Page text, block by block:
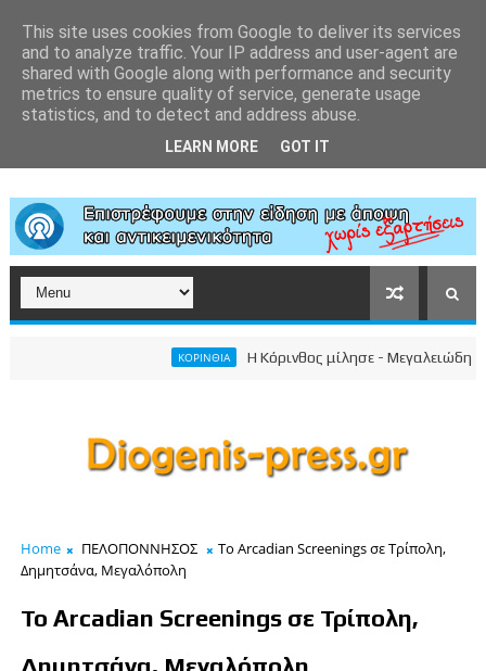
ΚΟΡΙΝΘΙΑ Η Κόρινθος μίλησε - Μεγαλειώδης
Home ΠΕΛΟΠΟΝΝΗΣΟΣ
Το Arcadian Screenings σε Τρίπολη,
Δημητσάνα, Μεγαλόπολη
Το Arcadian Screenings σε Τρίπολη,
This site uses cookies from Google to deliver its services
and to analyze traffic. Your IP address and user-agent are
shared with Google along with performance and security
metrics to ensure quality of service, generate usage
statistics, and to detect and address abuse.
LEARN MORE GOT IT